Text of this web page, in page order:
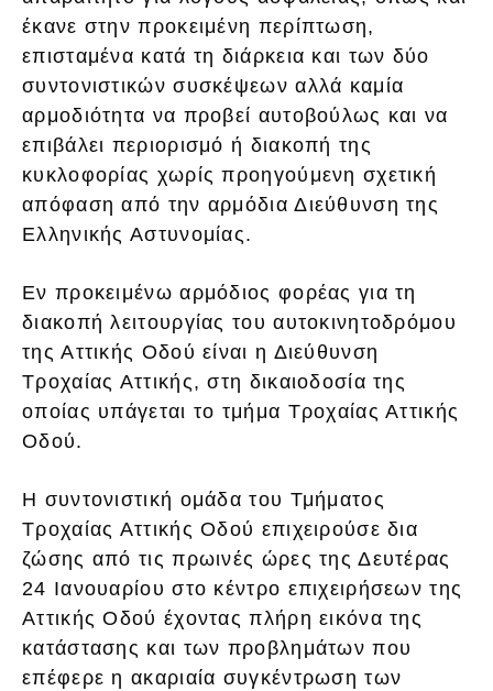
έκανε στην προκειμένη περίπτωση,
επισταμένα κατά τη διάρκεια και των δύο
συντονιστικών συσκέψεων αλλά καμία
αρμοδιότητα να προβεί αυτοβούλως και να
επιβάλει περιορισμό ή διακοπή της
κυκλοφορίας χωρίς προηγούμενη σχετική
απόφαση από την αρμόδια Διεύθυνση της
Ελληνικής Αστυνομίας.
Εν προκειμένω αρμόδιος φορέας για τη
διακοπή λειτουργίας του αυτοκινητοδρόμου
της Αττικής Οδού είναι η Διεύθυνση
Τροχαίας Αττικής, στη δικαιοδοσία της
οποίας υπάγεται το τμήμα Τροχαίας Αττικής
Οδού.
Η συντονιστική ομάδα του Τμήματος
Τροχαίας Αττικής Οδού επιχειρούσε δια
ζώσης από τις πρωινές ώρες της Δευτέρας
24 Ιανουαρίου στο κέντρο επιχειρήσεων της
Αττικής Οδού έχοντας πλήρη εικόνα της
κατάστασης και των προβλημάτων που
επέφερε η ακαριαία συγκέντρωση των